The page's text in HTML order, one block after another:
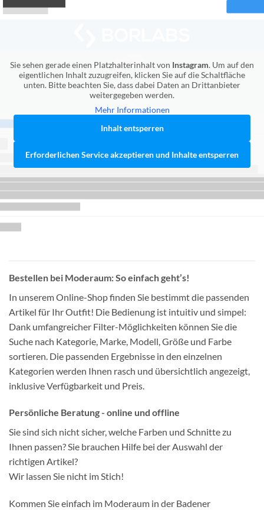
Sie sehen gerade einen Platzhalterinhalt von Instagram. Um auf den
eigentlichen Inhalt zuzugreifen, klicken Sie auf die Schaltfläche
unten. Bitte beachten Sie, dass dabei Daten an Drittanbieter
weitergegeben werden.
Mehr Informationen
Inhalt entsperren
Erforderlichen Service akzeptieren und Inhalte entsperren
Bestellen bei Moderaum: So einfach geht’s!
In unserem Online-Shop finden Sie bestimmt die passenden
Artikel für Ihr Outfit! Die Bedienung ist intuitiv und simpel:
Dank umfangreicher Filter-Möglichkeiten können Sie die
Suche nach Kategorie, Marke, Modell, Größe und Farbe
sortieren. Die passenden Ergebnisse in den einzelnen
Kategorien werden Ihnen rasch und übersichtlich angezeigt,
inklusive Verfügbarkeit und Preis.
Persönliche Beratung - online und offline
Sie sind sich nicht sicher, welche Farben und Schnitte zu
Ihnen passen? Sie brauchen Hilfe bei der Auswahl der
richtigen Artikel?
Wir lassen Sie nicht im Stich!
Kommen Sie einfach im Moderaum in der Badener